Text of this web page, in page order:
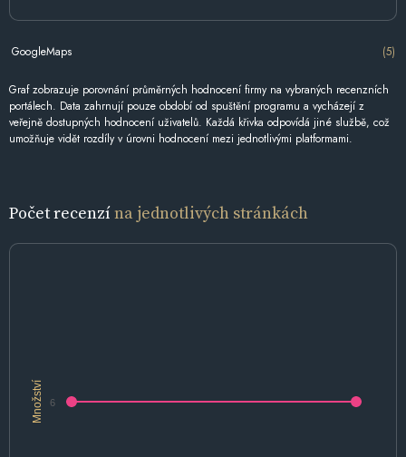
GoogleMaps (5)
Graf zobrazuje porovnání průměrných hodnocení firmy na vybraných recenzních
portálech. Data zahrnují pouze období od spuštění programu a vycházejí z
veřejně dostupných hodnocení uživatelů. Každá křivka odpovídá jiné službě, což
umožňuje vidět rozdíly v úrovni hodnocení mezi jednotlivými platformami.
Počet recenzína jednotlivých stránkách
Množství 6